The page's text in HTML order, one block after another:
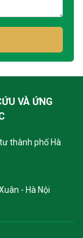
VÀ ỨNG
thành phố Hà
- Hà Nội